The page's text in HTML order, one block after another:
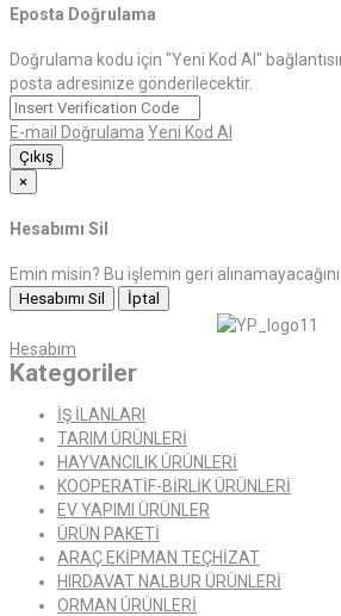
Eposta Doğrulama
Doğrulama kodu için "Yeni Kod Al"
posta adresinize gönderilecektir.
E-mail Doğrulama Yeni Kod Al
Çıkış
×
Hesabımı Sil
Emin misin? Bu işlemin geri
Hesabımı Sil İptal
Hesabım
Kategoriler
İŞ İLANLARI
TARIM ÜRÜNLERİ
HAYVANCILIK ÜRÜNLERİ
KOOPERATİF-BİRLİK ÜRÜNLERİ
EV YAPIMI ÜRÜNLER
ÜRÜN PAKETİ
ARAÇ EKİPMAN TEÇHİZAT
HIRDAVAT NALBUR ÜRÜNLERİ
ORMAN ÜRÜNLERİ